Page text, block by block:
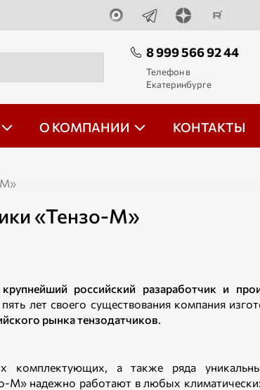
8 999 566 92 44
Телефон в
Екатеринбурге
О КОМПАНИИ КОНТАКТЫ
М»
«Тензо-М»
российский разаработчик и
пять лет своего существования компания
рынка тензодатчиков.
комплектующих, а также ряда
М» надежно работают в любых